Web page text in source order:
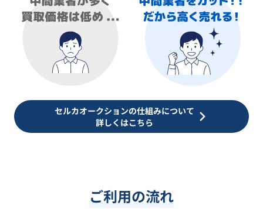
セルカオークションの仕組みについて
詳しくはこちら
ご利用の流れ